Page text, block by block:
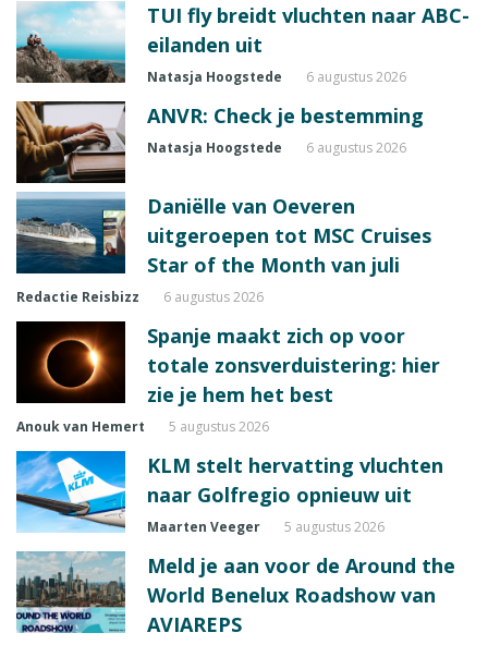
TUI fly breidt vluchten naar ABC-
eilanden uit
Natasja Hoogstede 6 augustus 2026
ANVR: Check je bestemming
Natasja Hoogstede 6 augustus 2026
Daniëlle van Oeveren
uitgeroepen tot MSC Cruises
Star of the Month van juli
Redactie Reisbizz 6 augustus 2026
Spanje maakt zich op voor
totale zonsverduistering: hier
zie je hem het best
Anouk van Hemert 5 augustus 2026
KLM stelt hervatting vluchten
naar Golfregio opnieuw uit
Maarten Veeger 5 augustus 2026
Meld je aan voor de Around the
World Benelux Roadshow van
AVIAREPS